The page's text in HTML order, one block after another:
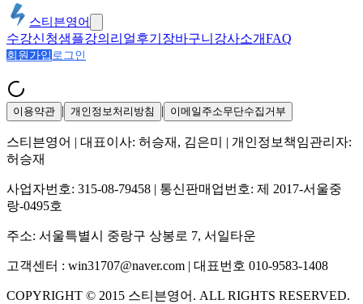
스티븐영어
수강신청샘플강의 리얼후기 장바구니 강사소개FAQ
회원가입 로그인
이용약관 | 개인정보처리방침 | 이메일주소무단수집거부
스티븐영어 | 대표이사: 허승재, 김은미
| 개인정보책임관리자:
허승재
사업자번호: 315-08-79458 | 통신판매업번호: 제 2017-서울중
랑-0495호
주소: 서울특별시 중랑구 상봉로 7, 서일타운
고객센터 : win31707@naver.com | 대표번호 010-9583-1408
COPYRIGHT © 2015 스티븐영어 . ALL RIGHTS RESERVED.